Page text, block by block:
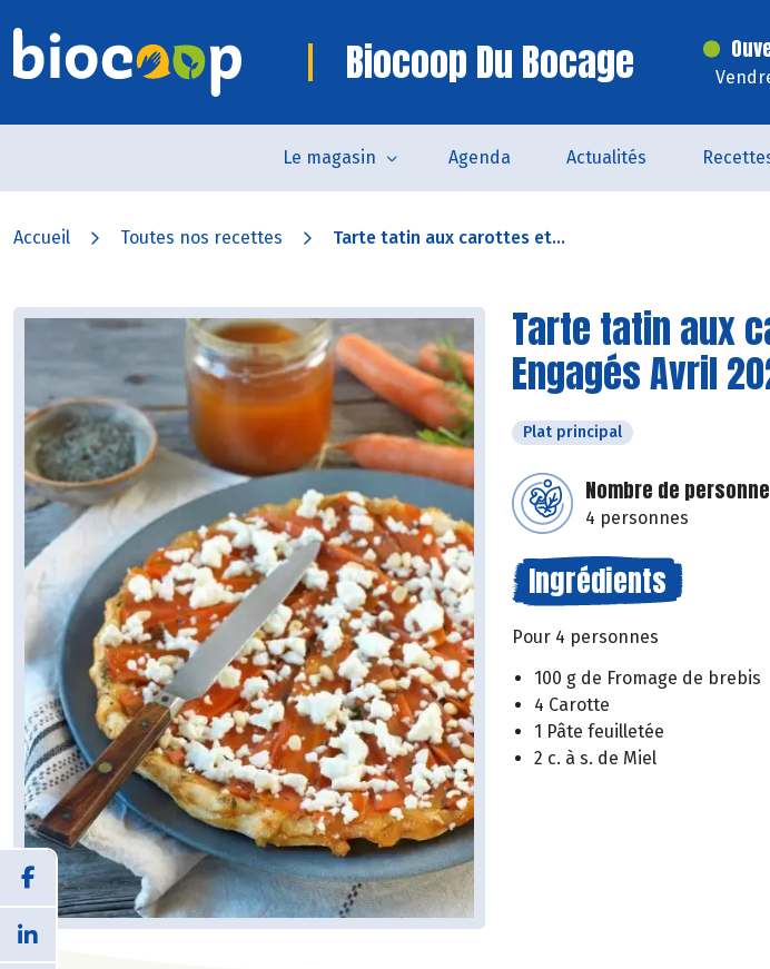
Biocoop Du Bocage
Le magasin Agenda Actualités
Accueil Toutes nos recettes Tarte tatin aux carottes et...
Tarte tatin aux
Engagés Avril
Plat principal
Nombre de
4 personnes
Ingrédients
Pour 4 personnes
100 g de Fromage de brebis
4 Carotte
1 Pâte feuilletée
2 c. à s. de Miel